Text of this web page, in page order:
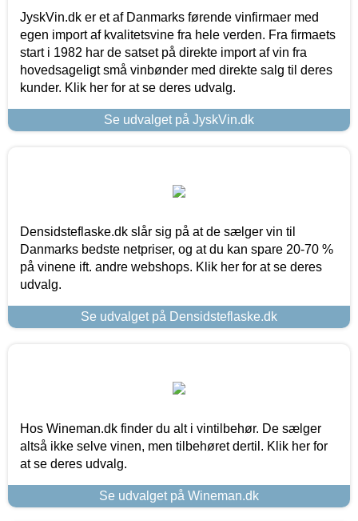
JyskVin.dk er et af Danmarks førende vinfirmaer med
egen import af kvalitetsvine fra hele verden. Fra firmaets
start i 1982 har de satset på direkte import af vin fra
hovedsageligt små vinbønder med direkte salg til deres
kunder. Klik her for at se deres udvalg.
Se udvalget på JyskVin.dk
Densidsteflaske.dk slår sig på at de sælger vin til
Danmarks bedste netpriser, og at du kan spare 20-70 %
på vinene ift. andre webshops. Klik her for at se deres
udvalg.
Se udvalget på Densidsteflaske.dk
Hos Wineman.dk finder du alt i vintilbehør. De sælger
altså ikke selve vinen, men tilbehøret dertil. Klik her for
at se deres udvalg.
Se udvalget på Wineman.dk